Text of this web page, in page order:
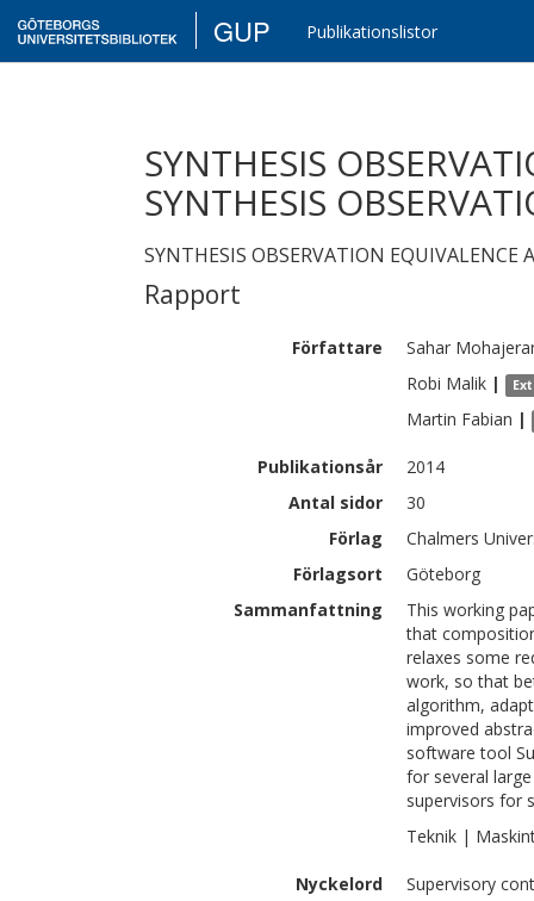
GUP Publikationslistor
SYNTHESIS
SYNTHESIS
SYNTHESIS OBSERVATION EQUIVALENCE
Rapport
Författare Sahar
Robi Malik |
Martin Fabian |
Publikationsår
2014
Antal sidor
30
Förlag
Chalmers
Förlagsort
Göteborg
Sammanfattning
This working
that
relaxes some
work, so that
algorithm,
improved
software tool
for several
supervisors for
Teknik |
Nyckelord
Supervisory